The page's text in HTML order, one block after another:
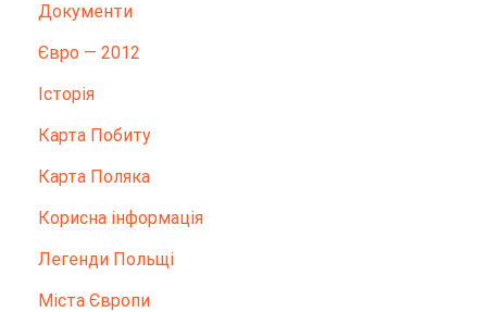
Документи
Євро — 2012
Історія
Карта Побиту
Карта Поляка
Корисна інформація
Легенди Польщі
Міста Європи